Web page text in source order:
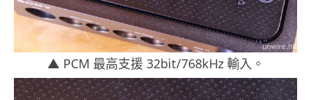
▲ PCM 最高支援 32bit/768kHz 輸入。